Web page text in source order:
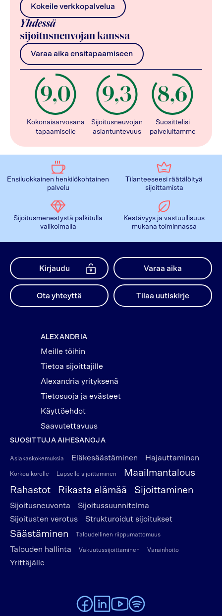
Kokeile verkkopalvelua
Yhdessä
sijoitusneuvojan kanssa
Varaa aika ensitapaamiseen
Kokonaisarvosana
tapaamiselle
Sijoitusneuvojan
asiantuntevuus
Suosittelisi
palveluitamme
Ensiluokkainen henkilökohtainen
palvelu
Tilanteeseesi räätälöityä
sijoittamista
Sijoitusmenestystä palkitulla
valikoimalla
Kestävyys ja vastuullisuus
mukana toiminnassa
Kirjaudu Varaa aika
Ota yhteyttä Tilaa uutiskirje
ALEXANDRIA
Meille töihin
Tietoa sijoittajille
Alexandria yrityksenä
Tietosuoja ja evästeet
Käyttöehdot
Saavutettavuus
SUOSITTUJA AIHESANOJA
Asiakaskokemuksia Eläkesäästäminen Hajauttaminen
Korkoa korolle Lapselle sijoittaminen
Maailmantalous
Rahastot
Rikasta elämää Sijoittaminen
Sijoitusneuvonta
Sijoitussuunnitelma
Sijoitusten verotus
Strukturoidut sijoitukset
Säästäminen Taloudellinen riippumattomuus
Talouden hallinta Vakuutussijoittaminen Varainhoito
Yrittäjälle
To Alexandria Facebook page
To Alexandria LinkedIn page
To Alexandria Youtube page
To Alexandria Spotify